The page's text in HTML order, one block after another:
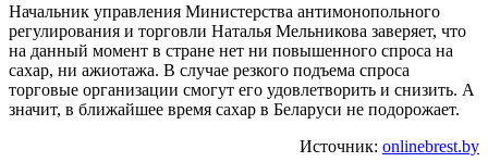
Начальник управления Министерства антимонопольного
регулирования и торговли Наталья Мельникова заверяет, что
на данный момент в стране нет ни повышенного спроса на
сахар, ни ажиотажа. В случае резкого подъема спроса
торговые организации смогут его удовлетворить и снизить. А
значит, в ближайшее время сахар в Беларуси не подорожает.
Источник: onlinebrest.by